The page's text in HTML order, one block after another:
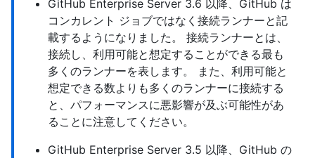
GitHub Enterprise Server 3.6 以降、GitHub は
コンカレント ジョブではなく接続ランナーと記
載するようになりました。 接続ランナーとは、
接続し、利用可能と想定することができる最も
多くのランナーを表します。 また、利用可能と
想定できる数よりも多くのランナーに接続する
と、パフォーマンスに悪影響が及ぶ可能性があ
ることに注意してください。
GitHub Enterprise Server 3.5 以降、GitHub の